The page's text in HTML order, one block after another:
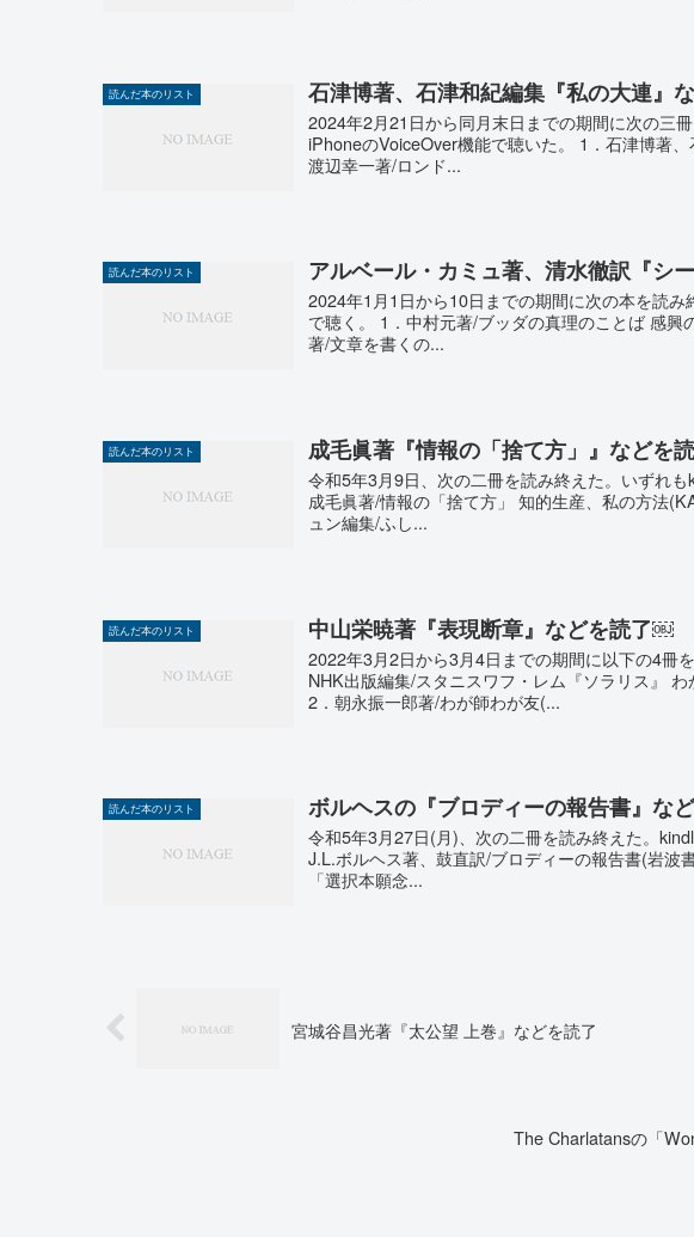
読んだ本のリスト 石津博著、石津和紀編集『私の大連』
2024年2月21日から同月末日までの期間に次の三
iPhoneのVoiceOver機能で聴いた。 1．石津博著
渡辺幸一著/ロンド...
読んだ本のリスト アルベール・カミュ著、清水徹訳『シ
2024年1月1日から10日までの期間に次の本を読
で聴く。 1．中村元著/ブッダの真理のことば 感
著/文章を書くの...
読んだ本のリスト 成毛眞著『情報の「捨て方」』などを
令和5年3月9日、次の二冊を読み終えた。いずれ
成毛眞著/情報の「捨て方」 知的生産、私の方法
ュン編集/ふし...
読んだ本のリスト 中山栄暁著『表現断章』などを読了￼
2022年3月2日から3月4日までの期間に以下の4冊
NHK出版編集/スタニスワフ・レム『ソラリス』
2．朝永振一郎著/わが師わが友(...
読んだ本のリスト ボルヘスの『ブロディーの報告書』な
令和5年3月27日(月)、次の二冊を読み終えた。
J.L.ボルヘス著、鼓直訳/ブロディーの報告書(岩波
「選択本願念...
宮城谷昌光著『太公望 上巻』などを読了
The Charlatansの「